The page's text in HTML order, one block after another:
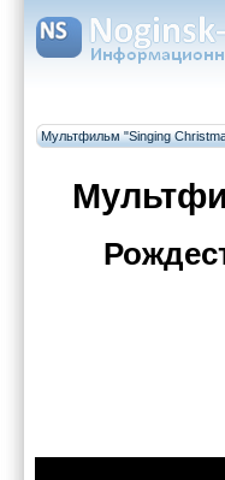
Мультфильм "Singing